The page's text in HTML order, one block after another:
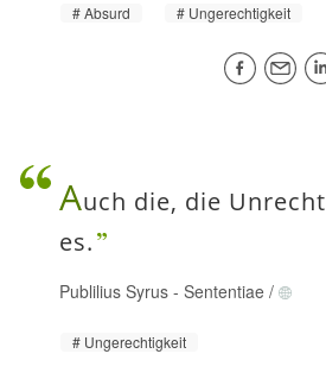
Absurd Ungerechtigkeit
Auch die, die
es.
Publilius Syrus - Sententiae /
Ungerechtigkeit